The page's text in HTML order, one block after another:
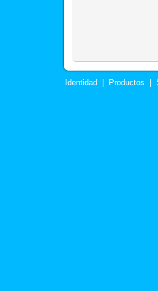
Identidad Productos